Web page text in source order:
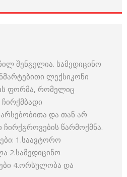
შენგელია. სამედიცინო
ლექსიკონი
ფორმა, რომელიც
და თან არ
წარმოქმნა.
1.საავტორო
2.სამედიცინო
4.ორსულობა და